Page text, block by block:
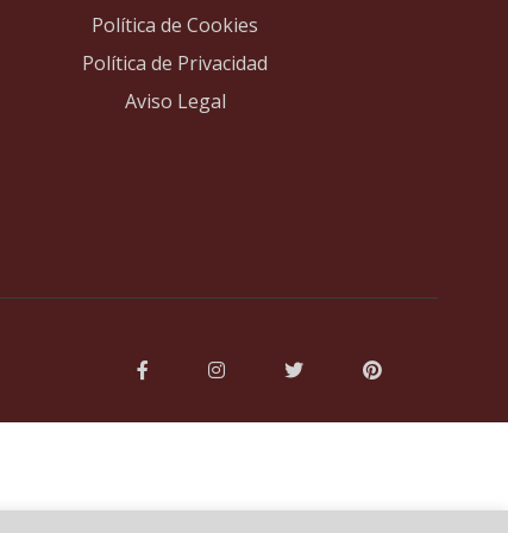
Política de Cookies
Política de Privacidad
Aviso Legal